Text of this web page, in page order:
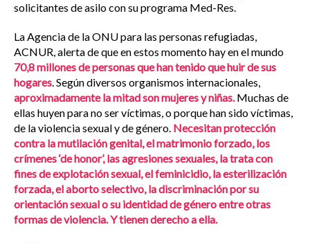
solicitantes de asilo con su programa Med-Res.
La Agencia de la ONU para las personas refugiadas,
ACNUR, alerta de que en estos momento hay en el mundo
70,8 millones de personas que han tenido que huir de sus
hogares. Según diversos organismos internacionales,
aproximadamente la mitad son mujeres y niñas.Muchas de
ellas huyen para no ser víctimas, o porque han sido víctimas,
de la violencia sexual y de género. Necesitan protección
contra la mutilación genital, el matrimonio forzado, los
crímenes ‘de honor’, las agresiones sexuales, la trata con
fines de explotación sexual, el feminicidio, la esterilización
forzada, el aborto selectivo, la discriminación por su
orientación sexual o su identidad de género entre otras
formas de violencia. Y tienen derecho a ella.